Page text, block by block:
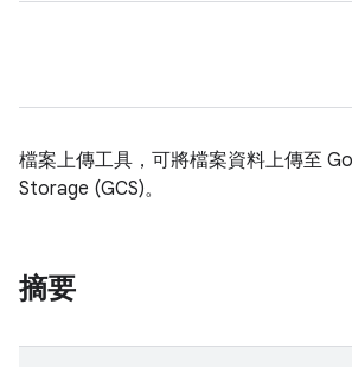
檔案上傳工具，可將檔案資料上傳至
Storage (GCS)。
摘要